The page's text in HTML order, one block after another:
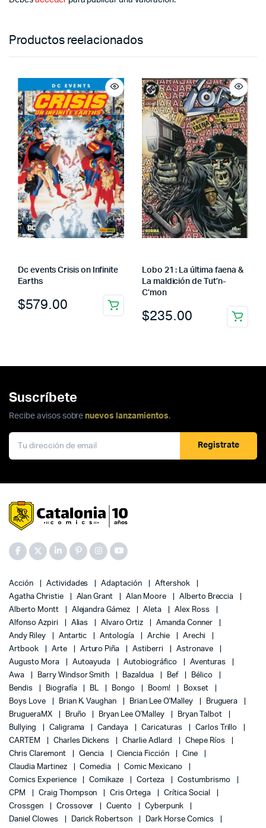
Productos reelacionados
Dc events Crisis on Infinite
Earths
$579.00
Lobo 21 : La última faena &
La maldición de Tut’n-
C’mon
$235.00
Suscríbete
Recibe avisos sobre nuevos lanzamientos.
Registrate
Acción Actividades Adaptación
Aftershok
Agatha Christie
Alan Grant Alan Moore
Alberto Breccia
Alberto Montt
Alejandra Gámez Aleta
Alex Ross
Alfonso Azpiri
Alias Alvaro Ortiz
Amanda Conner
Andy Riley
Antartic Antología Archie
Arechi
Artbook
Arte Arturo Piña Astiberri
Astronave
Augusto Mora
Autoayuda Autobiográfico
Aventuras
Awa
Barry Windsor Smith Bazaldua Bef
Bélico
Bendis
Biografía BL Bongo Boom!
Boxset
Boys Love
Brian K. Vaughan Brian Lee O'Malley
Bruguera
BrugueraMX
Bruño Bryan Lee O'Malley
Bryan Talbot
Bullying
Caligrama Candaya Caricaturas
Carlos Trillo
CARTEM
Charles Dickens Charlie Adlard
Chepe Ríos
Chris Claremont
Ciencia Ciencia Ficción
Cine
Claudia Martinez
Comedia
Comic Mexicano
Comics Experience
Comikaze Corteza
Costumbrismo
CPM
Craig Thompson Cris Ortega
Crítica Social
Crossgen
Crossover Cuento
Cyberpunk
Daniel Clowes
Darick Robertson
Dark Horse Comics